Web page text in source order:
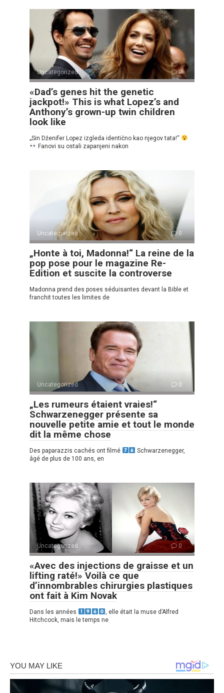
Uncategorized 0
«Dad’s genes hit the genetic
jackpot!» This is what Lopez’s and
Anthony’s grown-up twin children
look like
„Sin Dženifer Lopez izgleda identično kao njegov tata!“
Fanovi su ostali zapanjeni nakon
Uncategorized 0
„Honte à toi, Madonna!“ La reine de la
pop pose pour le magazine Re-
Edition et suscite la controverse
Madonna prend des poses séduisantes devant la Bible et
franchit toutes les limites de
Uncategorized 0
„Les rumeurs étaient vraies!“
Schwarzenegger présente sa
nouvelle petite amie et tout le monde
dit la même chose
Des paparazzis cachés ont filmé
Schwarzenegger,
âgé de plus de 100 ans, en
Uncategorized 0
«Avec des injections de graisse et un
lifting raté!» Voilà ce que
d’innombrables chirurgies plastiques
ont fait à Kim Novak
Dans les années
, elle était la muse d’Alfred
Hitchcock, mais le temps ne